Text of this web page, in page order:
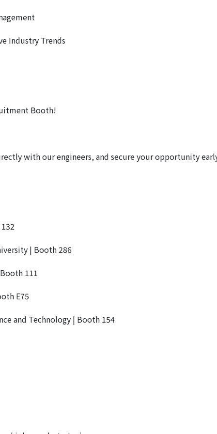
Industry Trends
Booth!
with our engineers, and secure your opportunity
| Booth 286
111
E75
and Technology | Booth 154